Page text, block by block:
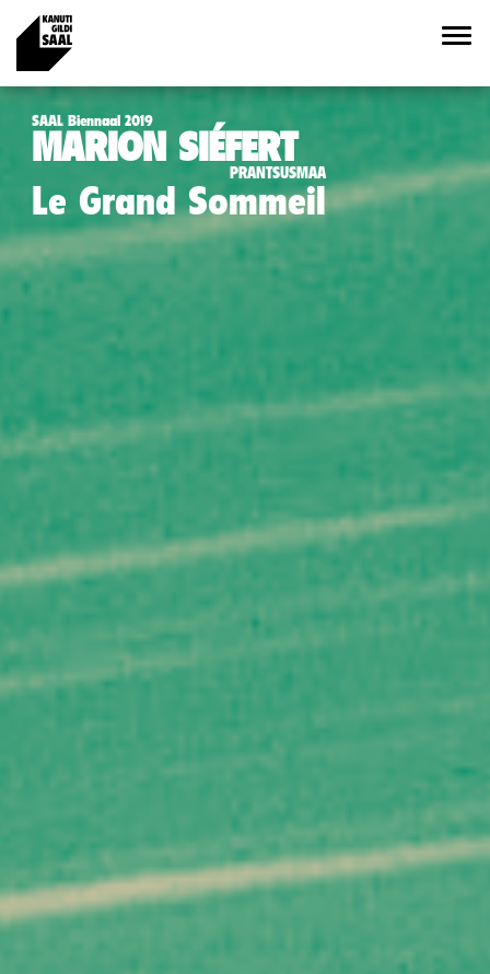
SAAL Biennaal 2019
MARION SIÉFERT
PRANTSUSMAA
Le Grand Sommeil